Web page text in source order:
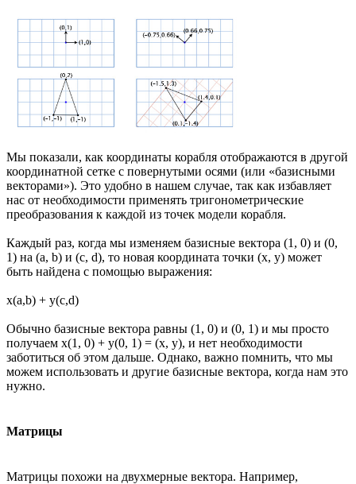
Мы показали, как координаты корабля отображаются в другой
координатной сетке с повернутыми осями (или «базисными
векторами»). Это удобно в нашем случае, так как избавляет
нас от необходимости применять тригонометрические
преобразования к каждой из точек модели корабля.
Каждый раз, когда мы изменяем базисные вектора (1, 0) и (0,
1) на (a, b) и (c, d), то новая координата точки (x, y) может
быть найдена с помощью выражения:
x(a,b) + y(c,d)
Обычно базисные вектора равны (1, 0) и (0, 1) и мы просто
получаем x(1, 0) + y(0, 1) = (x, y), и нет необходимости
заботиться об этом дальше. Однако, важно помнить, что мы
можем использовать и другие базисные вектора, когда нам это
нужно.
Матрицы
Матрицы похожи на двухмерные вектора. Например,